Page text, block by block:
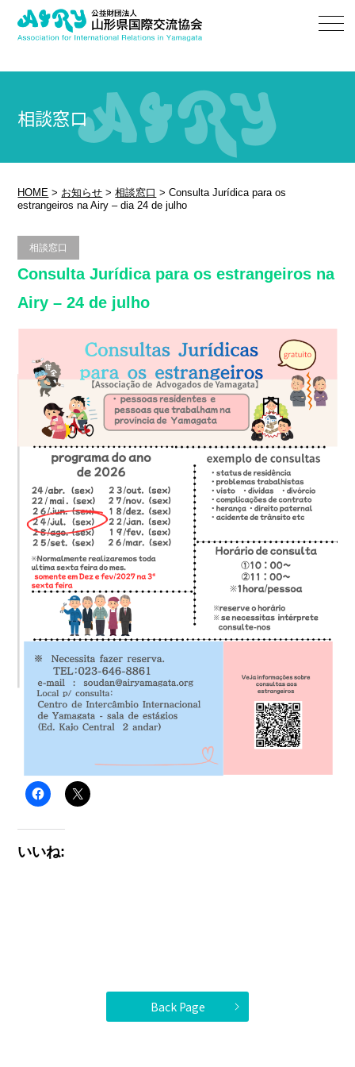
相談窓口
HOME > お知らせ >相談窓口 >Consulta Jurídica para os
estrangeiros na Airy – dia 24 de julho
相談窓口
Consulta Jurídica para os estrangeiros na
Airy – 24 de julho
いいね:
Back Page